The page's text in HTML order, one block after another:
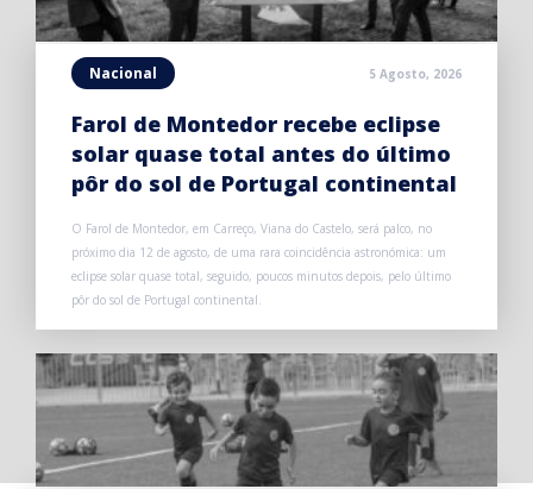
Nacional 5 Agosto, 2026
Farol de Montedor recebe eclipse
solar quase total antes do último
pôr do sol de Portugal continental
O Farol de Montedor, em Carreço, Viana do Castelo, será palco, no
próximo dia 12 de agosto, de uma rara coincidência astronómica: um
eclipse solar quase total, seguido, poucos minutos depois, pelo último
pôr do sol de Portugal continental.